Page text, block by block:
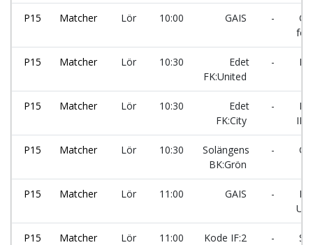
P15 Matcher Lör 10:00 GAIS -
fc:1
P15 Matcher Lör 10:30
Edet
FK:United
-
P15 Matcher Lör 10:30
Edet
FK:City
-
P15 Matcher Lör 10:30
Solängens
BK:Grön
-
P15 Matcher Lör 11:00 GAIS -
P15 Matcher Lör 11:00 Kode IF:2 -